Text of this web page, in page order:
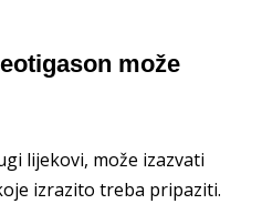
može
lijekovi, može izazvati
izrazito treba pripaziti.